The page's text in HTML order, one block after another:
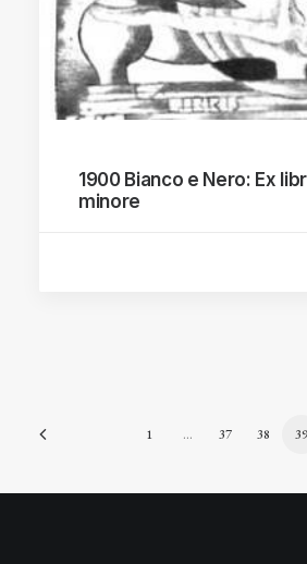
1900 Bianco e Nero: Ex
minore
1 … 37 38 39